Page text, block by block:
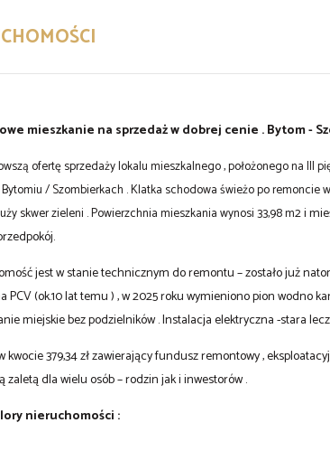
mieszkanie na sprzedaż w dobrej cenie . Bytom -
ofertę sprzedaży lokalu mieszkalnego , położonego na III
/ Szombierkach . Klatka schodowa świeżo po remoncie
skwer zieleni . Powierzchnia mieszkania wynosi 33,98 m2i
jest w stanie technicznym do remontu – zostało już
PCV (ok.10 lat temu ) , w 2025 roku wymieniono pion wodno
miejskie bez podzielników . Instalacja elektryczna -stara
kwocie 379,34 zł zawierający fundusz remontowy ,
zaletą dla wielu osób – rodzin jak i inwestorów .
nieruchomości :